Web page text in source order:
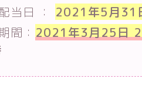
当日 ：
2021年5月31
間： 2021年3月25日